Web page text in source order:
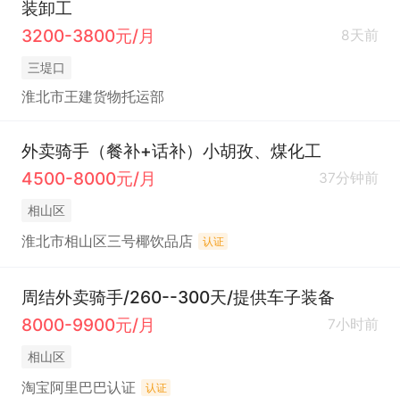
装卸工
3200-3800元/月
8天前
三堤口
淮北市王建货物托运部
外卖骑手（餐补+话补）小胡孜、煤化工
4500-8000元/月
37分钟前
相山区
淮北市相山区三号椰饮品店 认证
周结外卖骑手/260--300天/提供车子装备
8000-9900元/月
7小时前
相山区
淘宝阿里巴巴认证 认证